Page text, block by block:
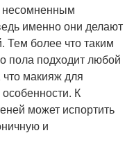
несомненным
именно они делают
Тем более что таким
пола подходит любой
что макияж для
К
может испортить
и